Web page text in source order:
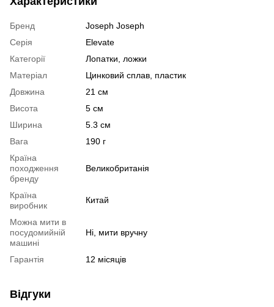
Бренд
Joseph Joseph
Серія
Elevate
Категорії
Лопатки, ложки
Матеріал
Цинковий сплав, пластик
Довжина
21 см
Висота
5 см
Ширина
5.3 см
Вага
190 г
Країна
походження
бренду
Великобританія
Країна
виробник
Китай
Можна мити в
посудомийній
машині
Ні, мити вручну
Гарантія 12 місяців
Відгуки